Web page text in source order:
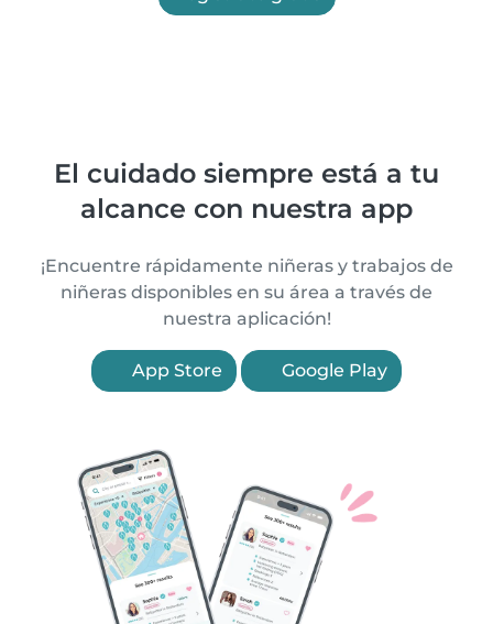
El cuidado siempre está a tu
alcance con nuestra app
¡Encuentre rápidamente niñeras y trabajos de
niñeras disponibles en su área a través de
nuestra aplicación!
App Store Google Play